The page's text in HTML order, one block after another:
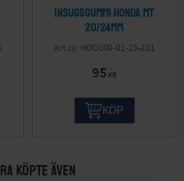
Insugsgummi Honda MT
20/24mm
HOG009-01-25-201
95 KR
KÖP
KÖPTE ÄVEN